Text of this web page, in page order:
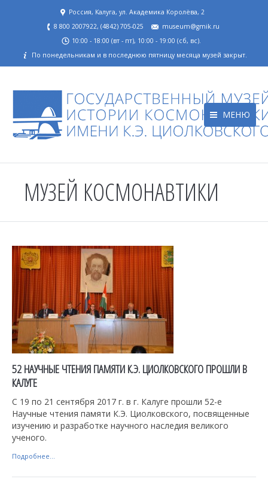
Россия, Калуга, ул. Академика Королёва, 2
8 800 2007922, (4842) 705-025
museum@gmik.ru
10:00 - 18:00 (вт - пт), 10:00 - 19:00 (сб, вс).
По понедельникам и в последнюю пятницу месяца музей закрыт.
МЕНЮ
МУЗЕЙ КОСМОНАВТИКИ
52 НАУЧНЫЕ ЧТЕНИЯ ПАМЯТИ К.Э. ЦИОЛКОВСКОГО ПРОШЛИ В
КАЛУГЕ
С 19 по 21 сентября 2017 г. в г. Калуге прошли 52-е
Научные чтения памяти К.Э. Циолковского, посвященные
изучению и разработке научного наследия великого
ученого.
Подробнее...